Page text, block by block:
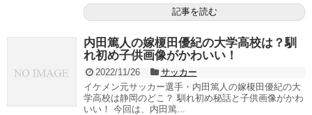
記事を読む
内田篤人の嫁榎田優紀の大学高校は？馴
れ初め子供画像がかわいい！
2022/11/26
サッカー
イケメン元サッカー選手・内田篤人の嫁榎田優紀の大
学高校は静岡のどこ？ 馴れ初め秘話と子供画像がかわ
いい！ 今回は、内田篤...